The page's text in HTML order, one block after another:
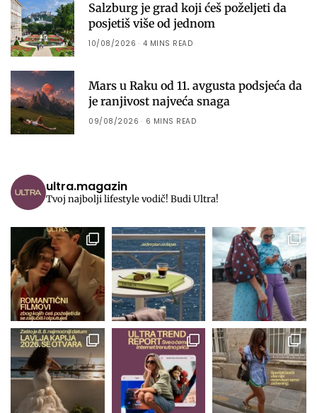
Salzburg je grad koji ćeš poželjeti da
posjetiš više od jednom
10/08/2026 4 MINS READ
Mars u Raku od 11. avgusta podsjeća da
je ranjivost najveća snaga
09/08/2026 6 MINS READ
ultra.magazin
Tvoj najbolji lifestyle vodič! Budi Ultra!